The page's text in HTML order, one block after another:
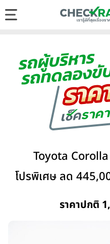
Toyota
โปรพิเศษ ลด
ราคาปกติ